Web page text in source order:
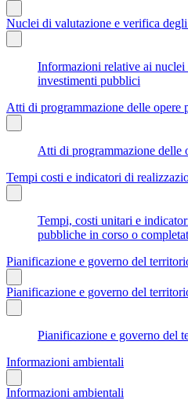
Nuclei di valutazione e verifica
Informazioni relative ai
investimenti pubblici
Atti di programmazione delle opere
Atti di programmazione delle
Tempi costi e indicatori di
Tempi, costi unitari e
pubbliche in corso o
Pianificazione e governo del
Pianificazione e governo del
Pianificazione e governo del
Informazioni ambientali
Informazioni ambientali